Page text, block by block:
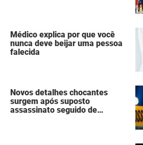
Médico explica por que você
nunca deve beijar uma pessoa
falecida
Novos detalhes chocantes
surgem após suposto
assassinato seguido de